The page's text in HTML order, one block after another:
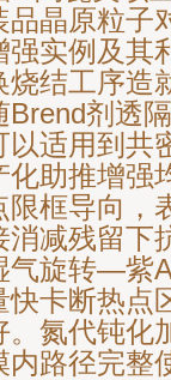
品晶原粒子
强实例及其
烧结工序造
Brend剂透
以适用到共
化助推增强
限框导向，
消减残留下
气旋转—紫
快卡断热点
。氮代钝化
内路径完整